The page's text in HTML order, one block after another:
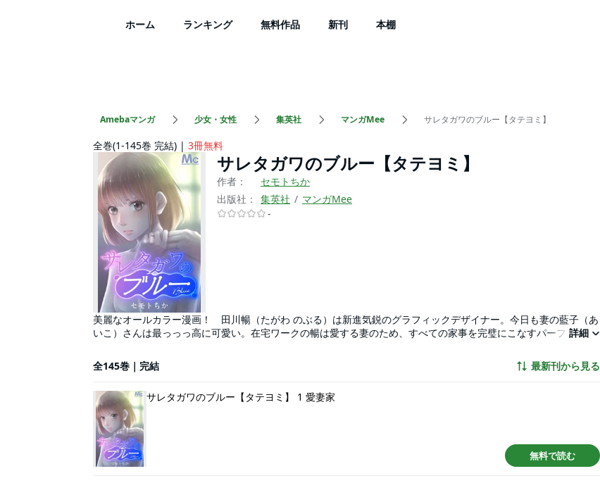
ホーム ランキング 無料作品 新刊 本棚
Amebaマンガ 少女・女性 集英社 マンガMee サレタガワのブルー【タテヨミ】
全巻(1-145巻 完結) 3冊無料
サレタガワのブルー【タテヨミ】
作者：
セモトちか
出版社：
集英社
マンガMee
-
美麗なオールカラー漫画！ 田川暢（たがわ のぶる）は新進気鋭のグラフィックデザイナー。今日も妻の藍子（あ
いこ）さんは最っっっ高に可愛い。在宅ワークの暢は愛する妻のため、すべての家事を完璧にこなすパーフェクト
子版で登場!!
詳細
全145巻｜完結 最新刊から見る
サレタガワのブルー【タテヨミ】 1 愛妻家
無料で読む